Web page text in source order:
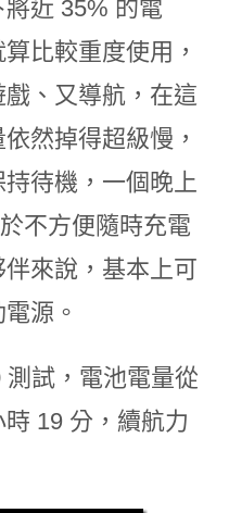
近 35% 的電
比較重度使用，
、又導航，在這
然掉得超級慢，
待機，一個晚上
不方便隨時充電
來說，基本上可
源。
試，電池電量從
19 分，續航力